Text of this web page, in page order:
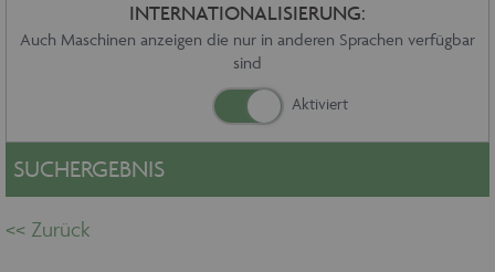
Service
Kontakt
Impressum
Datenschutz
INTERNATIONALISIERUNG:
Auch Maschinen anzeigen die nur in anderen Sprachen verfügbar
sind
SUCHERGEBNIS